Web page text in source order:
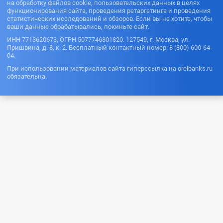
на обработку файлов cookie, пользовательских данных в целях
функционирования сайта, проведения ретаргетинга и проведения
статистических исследований и обзоров. Если вы не хотите, чтобы
ваши данные обрабатывались, покиньте сайт.
ИНН 7713620673, ОГРН 5077746801820. 127549, г. Москва, ул.
Пришвина, д. 8, к. 2. Бесплатный контактный номер: 8 (800) 600-64-
04.
При использовании материалов сайта гиперссылка на orelbanks.ru
обязательна.